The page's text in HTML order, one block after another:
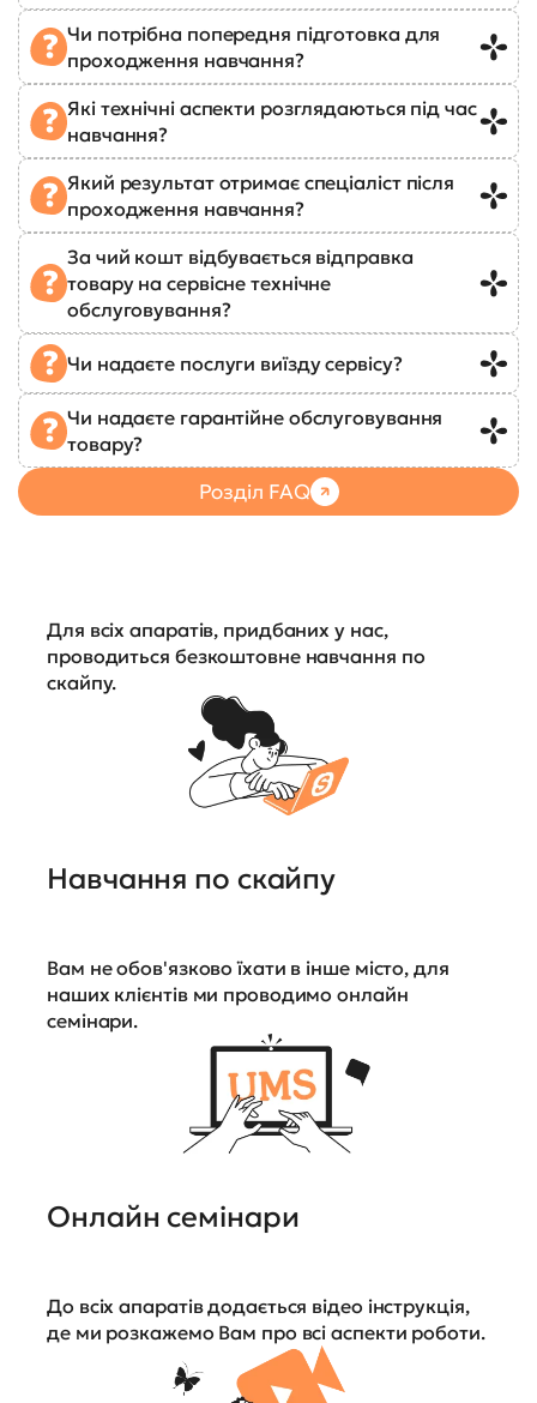
Чи потрібна попередня підготовка для
проходження навчання?
Які технічні аспекти розглядаються під час
навчання?
Який результат отримає спеціаліст після
проходження навчання?
За чий кошт відбувається відправка
товару на сервісне технічне
обслуговування?
Чи надаєте послуги виїзду сервісу?
Чи надаєте гарантійне обслуговування
товару?
Розділ FAQ
Для всіх апаратів, придбаних у нас,
проводиться безкоштовне навчання по
скайпу.
Навчання по скайпу
Вам не обов'язково їхати в інше місто, для
наших клієнтів ми проводимо онлайн
семінари.
Онлайн семінари
До всіх апаратів додається відео інструкція,
де ми розкажемо Вам про всі аспекти роботи.